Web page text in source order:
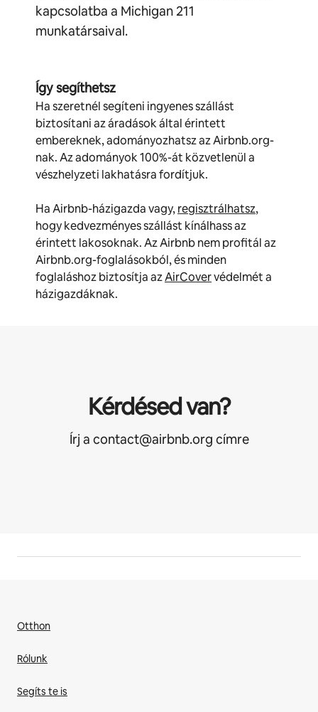
kapcsolatba a Michigan 211
munkatársaival.
Így segíthetsz
Ha szeretnél segíteni ingyenes szállást
biztosítani az áradások által érintett
embereknek, adományozhatsz az Airbnb.org-
nak. Az adományok 100%-át közvetlenül a
vészhelyzeti lakhatásra fordítjuk.
Ha Airbnb-házigazda vagy,regisztrálhatsz,
hogy kedvezményes szállást kínálhass az
érintett lakosoknak. Az Airbnb nem profitál az
Airbnb.org-foglalásokból, és minden
foglaláshoz biztosítja azAirCovervédelmét a
házigazdáknak.
Kérdésed van?
Írj a contact@airbnb.org címre
Otthon
Rólunk
Segíts te is